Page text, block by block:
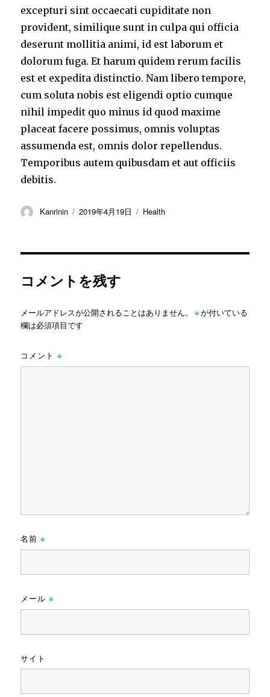
excepturi sint occaecati cupiditate non
provident, similique sunt in culpa qui officia
deserunt mollitia animi, id est laborum et
dolorum fuga. Et harum quidem rerum facilis
est et expedita distinctio. Nam libero tempore,
cum soluta nobis est eligendi optio cumque
nihil impedit quo minus id quod maxime
placeat facere possimus, omnis voluptas
assumenda est, omnis dolor repellendus.
Temporibus autem quibusdam et aut officiis
debitis.
投
Kanrinin
投
2019年4月19日
カ
Health
コメントを残す
メールアドレスが公開されることはありません。 ※が付いている
欄は必須項目です
コメント※
名前※
メール※
サイト